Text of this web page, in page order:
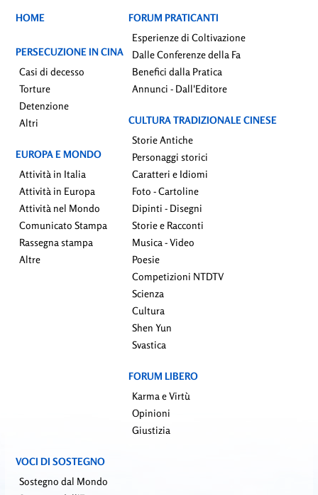
HOME
PERSECUZIONE IN CINA
Casi di decesso
Torture
Detenzione
Altri
EUROPA E MONDO
Attività in Italia
Attività in Europa
Attività nel Mondo
Comunicato Stampa
Rassegna stampa
Altre
FORUM PRATICANTI
Esperienze di Coltivazione
Dalle Conferenze della Fa
Benefici dalla Pratica
Annunci - Dall'Editore
CULTURA TRADIZIONALE CINESE
Storie Antiche
Personaggi storici
Caratteri e Idiomi
Foto - Cartoline
Dipinti - Disegni
Storie e Racconti
Musica - Video
Poesie
Competizioni NTDTV
Scienza
Cultura
Shen Yun
Svastica
FORUM LIBERO
Karma e Virtù
Opinioni
Giustizia
VOCI DI SOSTEGNO
Sostegno dal Mondo